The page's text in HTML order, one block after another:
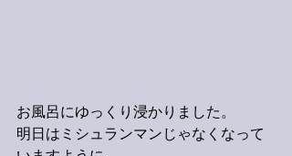
お風呂にゆっくり浸かりました。
明日はミシュランマンじゃなくなって